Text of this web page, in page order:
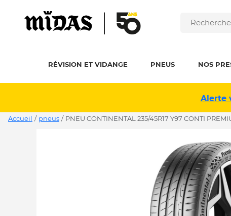
RÉVISION ET VIDANGE PNEUS NOS
Alerte
Accueil / pneus / PNEU CONTINENTAL 235/45R17 Y97 CONTI